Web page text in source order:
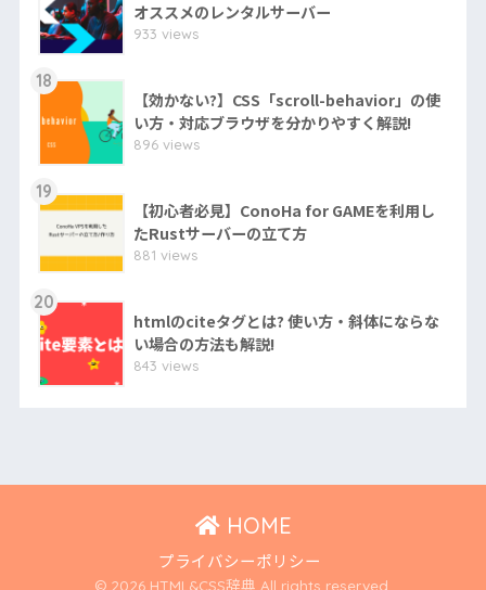
オススメのレンタルサーバー
933 views
18
【効かない?】CSS「scroll-behavior」の使
い方・対応ブラウザを分かりやすく解説!
896 views
19
【初心者必見】ConoHa for GAMEを利用し
たRustサーバーの立て方
881 views
20
htmlのciteタグとは? 使い方・斜体にならな
い場合の方法も解説!
843 views
HOME
プライバシーポリシー
© 2026 HTML&CSS辞典 All rights reserved.